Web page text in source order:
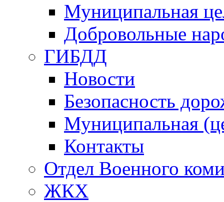
Муниципальная
Добровольные
ГИБДД
Новости
Безопасность
Муниципальная
Контакты
Отдел Военного
ЖКХ